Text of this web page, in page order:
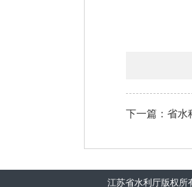
下一篇：省水
江苏省水利厅版权所